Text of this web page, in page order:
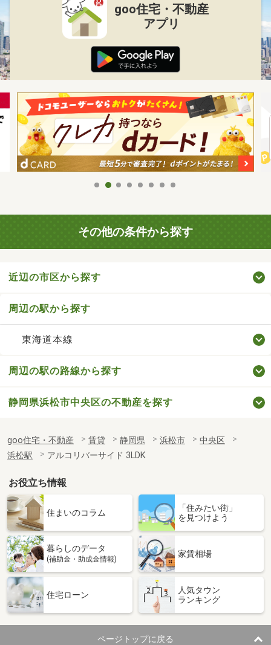
goo住宅・不動産
アプリ
その他の条件から探す
近辺の市区から探す
周辺の駅から探す
東海道本線
周辺の駅の路線から探す
静岡県浜松市中央区の不動産を探す
goo住宅・不動産 賃貸 静岡県 浜松市
中央区
浜松駅
アルコリバーサイド 3LDK
お役立ち情報
住まいのコラム
「住みたい街」
を見つけよう
暮らしのデータ
(補助金・助成金情報)
家賃相場
住宅ローン
人気タウン
ランキング
ページトップに戻る